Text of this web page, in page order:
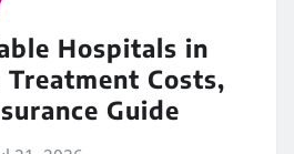
Hospitals in
Costs,
Guide